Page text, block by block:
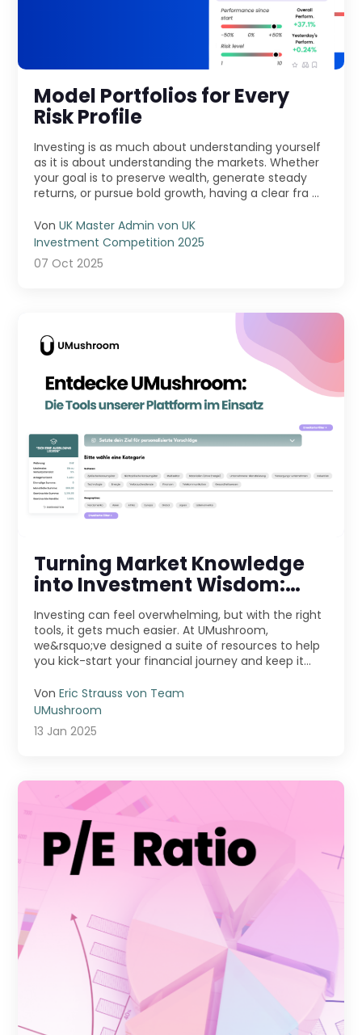
Model Portfolios for Every
Risk Profile
Investing is as much about understanding yourself
as it is about understanding the markets. Whether
your goal is to preserve wealth, generate steady
returns, or pursue bold growth, having a clear fra ...
VonUK Master Admin von UK
Investment Competition 2025
07 Oct 2025
Turning Market Knowledge
into Investment Wisdom:
Exploring the Tools on Our
Platform
Investing can feel overwhelming, but with the right
tools, it gets much easier. At UMushroom,
we&rsquo;ve designed a suite of resources to help
you kick-start your financial journey and keep it
VonEric Strauss von Team
UMushroom
13 Jan 2025